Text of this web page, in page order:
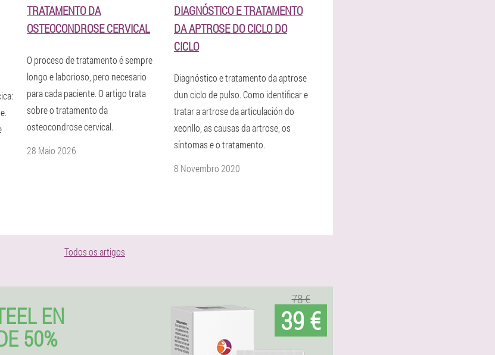
TRATAMENTO DA
OSTEOCONDROSE CERVICAL
O proceso de tratamento é sempre
longo e laborioso, pero necesario
para cada paciente. O artigo trata
sobre o tratamento da
osteocondrose cervical.
28 Maio 2026
DIAGNÓSTICO E TRATAMENTO
DA APTROSE DO CICLO DO
CICLO
Diagnóstico e tratamento da aptrose
dun ciclo de pulso. Como identificar e
tratar a artrose da articulación do
xeonllo, as causas da artrose, os
síntomas e o tratamento.
8 Novembro 2020
Todos os artigos
EN
50%
78 €
39 €